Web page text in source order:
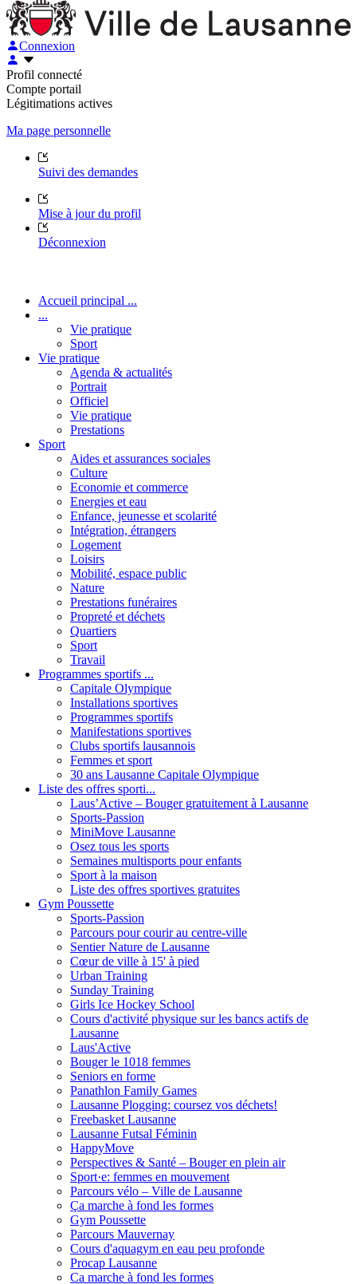
Connexion
Profil connecté
Compte portail
Légitimations actives
Ma page personnelle
Suivi des demandes
Mise à jour du profil
Déconnexion
Accueil principal ...
...
Vie pratique
Sport
Vie pratique
Agenda & actualités
Portrait
Officiel
Vie pratique
Prestations
Sport
Aides et assurances sociales
Culture
Economie et commerce
Energies et eau
Enfance, jeunesse et scolarité
Intégration, étrangers
Logement
Loisirs
Mobilité, espace public
Nature
Prestations funéraires
Propreté et déchets
Quartiers
Sport
Travail
Programmes sportifs ...
Capitale Olympique
Installations sportives
Programmes sportifs
Manifestations sportives
Clubs sportifs lausannois
Femmes et sport
30 ans Lausanne Capitale Olympique
Liste des offres sporti...
Laus’Active – Bouger gratuitement à Lausanne
Sports-Passion
MiniMove Lausanne
Osez tous les sports
Semaines multisports pour enfants
Sport à la maison
Liste des offres sportives gratuites
Gym Poussette
Sports-Passion
Parcours pour courir au centre-ville
Sentier Nature de Lausanne
Cœur de ville à 15' à pied
Urban Training
Sunday Training
Girls Ice Hockey School
Cours d'activité physique sur les bancs actifs de
Lausanne
Laus'Active
Bouger le 1018 femmes
Seniors en forme
Panathlon Family Games
Lausanne Plogging: coursez vos déchets!
Freebasket Lausanne
Lausanne Futsal Féminin
HappyMove
Perspectives & Santé – Bouger en plein air
Sport·e: femmes en mouvement
Parcours vélo – Ville de Lausanne
Ça marche à fond les formes
Gym Poussette
Parcours Mauvernay
Cours d'aquagym en eau peu profonde
Procap Lausanne
Ca marche à fond les formes